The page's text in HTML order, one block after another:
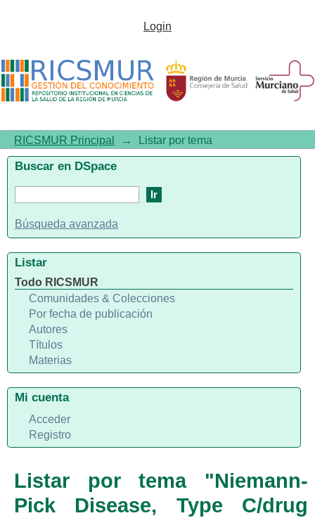
Listar por tema "Niemann-Pick
Login
RICSMUR Principal → Listar por tema
Listar por tema "Niemann-
Pick Disease, Type C/drug
Buscar en DSpace
Búsqueda avanzada
Listar
Todo RICSMUR
Comunidades & Colecciones
Por fecha de publicación
Autores
Títulos
Materias
Mi cuenta
Acceder
Registro